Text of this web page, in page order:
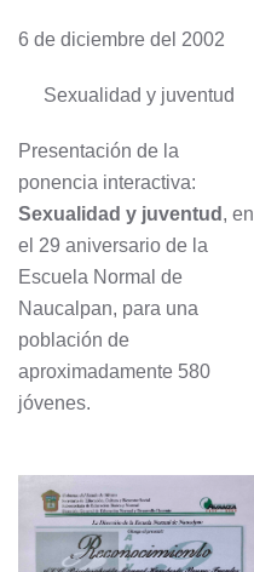
6 de diciembre del 2002
Sexualidad y juventud
Presentación de la
ponencia interactiva:
Sexualidad y juventud , en
el 29 aniversario de la
Escuela Normal de
Naucalpan, para una
población de
aproximadamente 580
jóvenes.